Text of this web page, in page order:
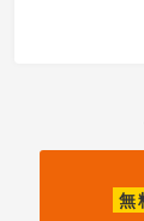
無